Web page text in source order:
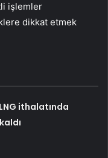
işlemler
dikkat etmek
ithalatında